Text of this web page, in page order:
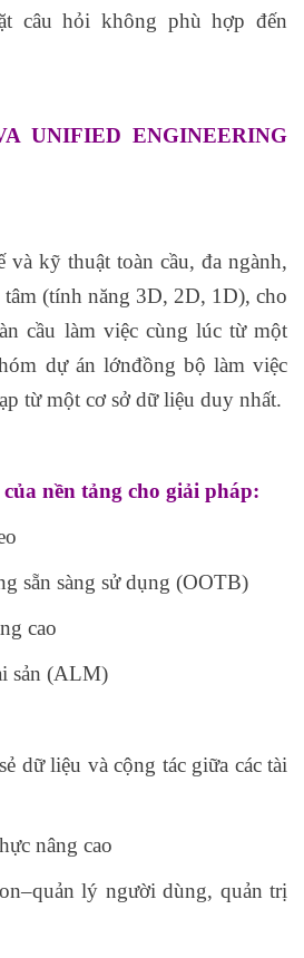
câu hỏi không phù hợp đến
UNIFIED ENGINEERING
và kỹ thuật toàn cầu, đa ngành,
(tính năng 3D, 2D, 1D), cho
cầu làm việc cùng lúc từ một
dự án lớnđồng bộ làm việc
từ một cơ sở dữ liệu duy nhất.
nền tảng cho giải pháp:
sẵn sàng sử dụng (OOTB)
cao
sản (ALM)
dữ liệu và cộng tác giữa các tài
nâng cao
lý người dùng, quản trị